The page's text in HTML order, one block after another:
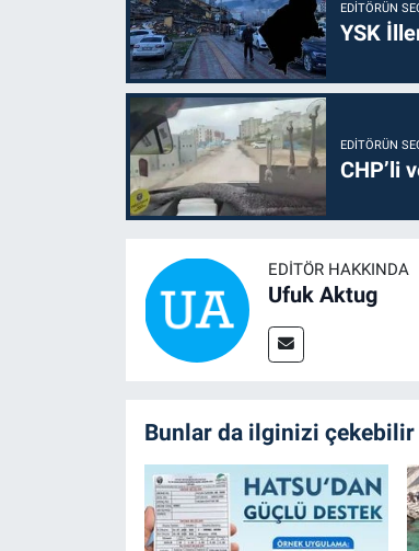
EDITÖRÜN
YSK
EDITÖRÜN
CHP’li
EDITÖR HAKKINDA
Ufuk Aktug
Bunlar da ilginizi çekebilir